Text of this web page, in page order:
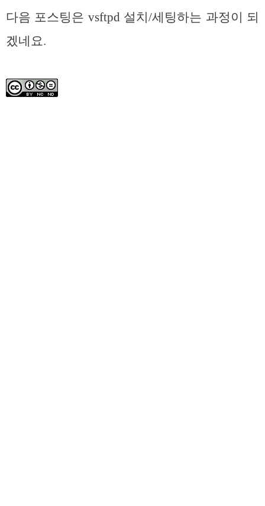
다음 포스팅은 vsftpd 설치/세팅하는 과정이 되
겠네요.